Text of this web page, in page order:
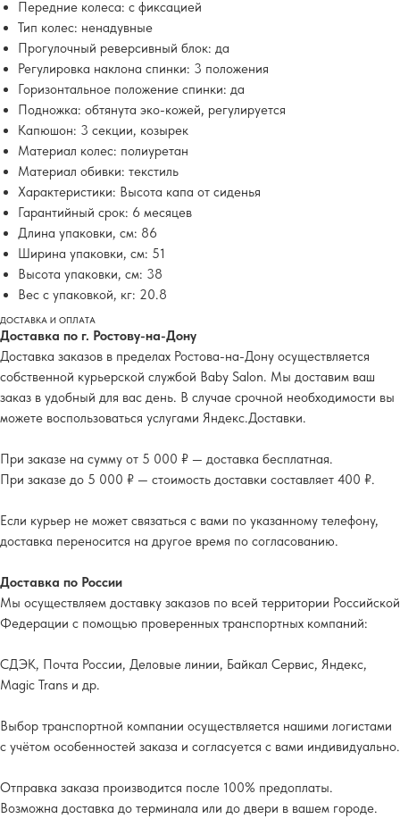
Передние колеса: с фиксацией
Тип колес: ненадувные
Прогулочный реверсивный блок: да
Регулировка наклона спинки: 3 положения
Горизонтальное положение спинки: да
Подножка: обтянута эко-кожей, регулируется
Капюшон: 3 секции, козырек
Материал колес: полиуретан
Материал обивки: текстиль
Характеристики: Высота капа от сиденья
Гарантийный срок: 6 месяцев
Длина упаковки, см: 86
Ширина упаковки, см: 51
Высота упаковки, см: 38
Вес с упаковкой, кг: 20.8
ДОСТАВКА И ОПЛАТА
Доставка по г. Ростову-на-Дону
Доставка заказов в пределах Ростова-на-Дону осуществляется
собственной курьерской службой Baby Salon. Мы доставим ваш
заказ в удобный для вас день. В случае срочной необходимости вы
можете воспользоваться услугами Яндекс.Доставки.
При заказе на сумму от 5 000 ₽ — доставка бесплатная.
При заказе до 5 000 ₽ — стоимость доставки составляет 400 ₽.
Если курьер не может связаться с вами по указанному телефону,
доставка переносится на другое время по согласованию.
Доставка по России
Мы осуществляем доставку заказов по всей территории Российской
Федерации с помощью проверенных транспортных компаний:
СДЭК, Почта России, Деловые линии, Байкал Сервис, Яндекс,
Magic Trans и др.
Выбор транспортной компании осуществляется нашими логистами
с учётом особенностей заказа и согласуется с вами индивидуально.
Отправка заказа производится после 100% предоплаты.
Возможна доставка до терминала или до двери в вашем городе.